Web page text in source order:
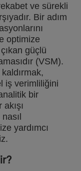
ve sürekli
Bir adım
optimize
güçlü
(VSM).
iş verimliliğini
bir
yardımcı